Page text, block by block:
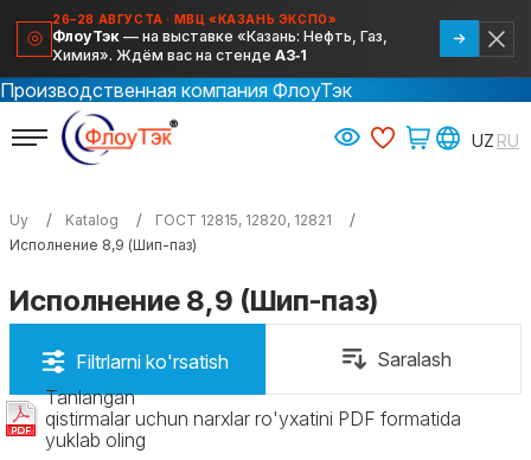
26–28 АВГУСТА · МВЦ «КАЗАНЬ ЭКСПО»
ФлоуТэк — на выставке «Казань: Нефть, Газ,
Химия». Ждём вас на стенде А3‑1
Производственная компания ФлоуТэк
Uy Katalog
ГОСТ 12815, 12820, 12821
Исполнение 8,9 (Шип-паз)
Исполнение 8,9 (Шип-паз)
Tanlangan
qistirmalar uchun narxlar ro'yxatini PDF formatida
yuklab oling